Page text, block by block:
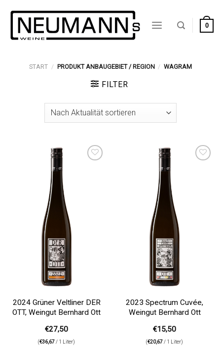
Inhalt
springen
0
START / PRODUKT ANBAUGEBIET / REGION / WAGRAM
FILTER
2024 Grüner Veltliner DER
OTT, Weingut Bernhard Ott
€27,50
(€36,67/ 1 Liter)
2023 Spectrum Cuvée,
Weingut Bernhard Ott
€15,50
(€20,67/ 1 Liter)